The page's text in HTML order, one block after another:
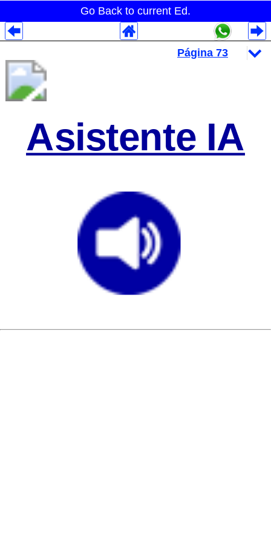
Go Back to current Ed.
Asistente IA
Despliegues Analytics
Despliegues Totales
Despliegues por Rubros